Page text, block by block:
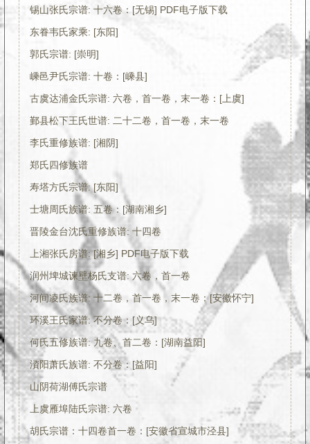
锡山张氏宗谱: 十六卷：[无锡] PDF电子版下载
东眷韦氏家乘: [东阳]
郭氏宗谱: [崇明]
嵊邑尹氏宗谱: 十卷：[嵊县]
古虞达浦金氏宗谱: 六卷，首一卷，末一卷：[上虞]
鄞县松下王氏世谱: 二十二卷，首一卷，末一卷
李氏重修族谱: [湘阴]
郑氏四修族谱
寿塔方氏宗谱: [东阳]
士塘周氏族谱: 五卷：[湖南湘乡]
晋陵金台沈氏重修族谱: 十四卷
上湘张氏房谱: [湘乡] PDF电子版下载
润州埤城谏壁杨氏支谱: 六卷，首一卷
河间凌氏族谱: 十二卷，首一卷，末一卷：[安徽怀宁]
环溪王氏家谱: 不分卷：[义乌]
何氏五修族谱: 九卷、首二卷：[湖南益阳]
澬阳萧氏族谱: 不分卷：[益阳]
山阴荷湖傅氏宗谱
上虞雁埠陆氏宗谱: 六卷
胡氏宗谱：十四卷首一卷：[安徽省宣城市泾县]